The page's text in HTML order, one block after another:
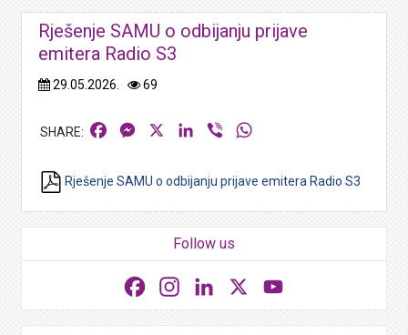
Rješenje SAMU o odbijanju prijave
emitera Radio S3
29.05.2026. 69
FacebookMessengerLinkedIn
Viber
Rješenje SAMU o odbijanju prijave emitera Radio S3
Follow us
FacebookInstagramLinkedIn